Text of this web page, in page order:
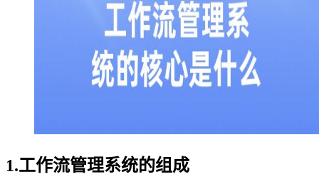
1.工作流管理系统的组成